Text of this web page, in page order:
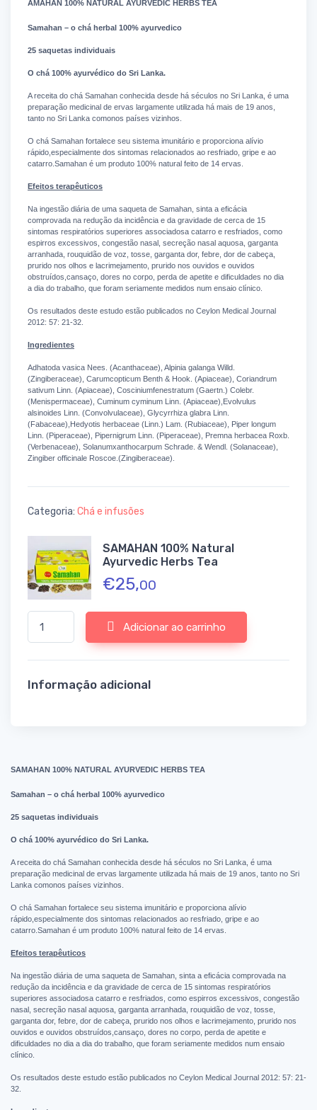
AMAHAN 100% NATURAL AYURVEDIC HERBS TEA
Samahan – o chá herbal 100% ayurvedico
25 saquetas individuais
O chá 100% ayurvédico do Sri Lanka.
A receita do chá Samahan conhecida desde há séculos no Sri Lanka, é uma
preparação medicinal de ervas largamente utilizada há mais de 19 anos,
tanto no Sri Lanka comonos países vizinhos.
O chá Samahan fortalece seu sistema imunitário e proporciona alívio
rápido,especialmente dos sintomas relacionados ao resfriado, gripe e ao
catarro.Samahan é um produto 100% natural feito de 14 ervas.
Efeitos terapêuticos
Na ingestão diária de uma saqueta de Samahan, sinta a eficácia
comprovada na redução da incidência e da gravidade de cerca de 15
sintomas respiratórios superiores associadosa catarro e resfriados, como
espirros excessivos, congestão nasal, secreção nasal aquosa, garganta
arranhada, rouquidão de voz, tosse, garganta dor, febre, dor de cabeça,
prurido nos olhos e lacrimejamento, prurido nos ouvidos e ouvidos
obstruídos,cansaço, dores no corpo, perda de apetite e dificuldades no dia
a dia do trabalho, que foram seriamente medidos num ensaio clínico.
Os resultados deste estudo estão publicados no Ceylon Medical Journal
2012: 57: 21-32.
Ingredientes
Adhatoda vasica Nees. (Acanthaceae), Alpinia galanga Willd.
(Zingiberaceae), Carumcopticum Benth & Hook. (Apiaceae), Coriandrum
sativum Linn. (Apiaceae), Cosciniumfenestratum (Gaertn.) Colebr.
(Menispermaceae), Cuminum cyminum Linn. (Apiaceae),Evolvulus
alsinoides Linn. (Convolvulaceae), Glycyrrhiza glabra Linn.
(Fabaceae),Hedyotis herbaceae (Linn.) Lam. (Rubiaceae), Piper longum
Linn. (Piperaceae), Pipernigrum Linn. (Piperaceae), Premna herbacea Roxb.
(Verbenaceae), Solanumxanthocarpum Schrade. & Wendl. (Solanaceae),
Zingiber officinale Roscoe.(Zingiberaceae).
Categoria: Chá e infusões
SAMAHAN 100% Natural
Ayurvedic Herbs Tea
€25,00
Quantidade de SAMAHAN 100% Natural Ayurvedic Herbs Tea
Adicionar ao carrinho
Informação adicional
SAMAHAN 100% NATURAL AYURVEDIC HERBS TEA
Samahan – o chá herbal 100% ayurvedico
25 saquetas individuais
O chá 100% ayurvédico do Sri Lanka.
A receita do chá Samahan conhecida desde há séculos no Sri Lanka, é uma
preparação medicinal de ervas largamente utilizada há mais de 19 anos, tanto no Sri
Lanka comonos países vizinhos.
O chá Samahan fortalece seu sistema imunitário e proporciona alívio
rápido,especialmente dos sintomas relacionados ao resfriado, gripe e ao
catarro.Samahan é um produto 100% natural feito de 14 ervas.
Efeitos terapêuticos
Na ingestão diária de uma saqueta de Samahan, sinta a eficácia comprovada na
redução da incidência e da gravidade de cerca de 15 sintomas respiratórios
superiores associadosa catarro e resfriados, como espirros excessivos, congestão
nasal, secreção nasal aquosa, garganta arranhada, rouquidão de voz, tosse,
garganta dor, febre, dor de cabeça, prurido nos olhos e lacrimejamento, prurido nos
ouvidos e ouvidos obstruídos,cansaço, dores no corpo, perda de apetite e
dificuldades no dia a dia do trabalho, que foram seriamente medidos num ensaio
clínico.
Os resultados deste estudo estão publicados no Ceylon Medical Journal 2012: 57: 21-
32.